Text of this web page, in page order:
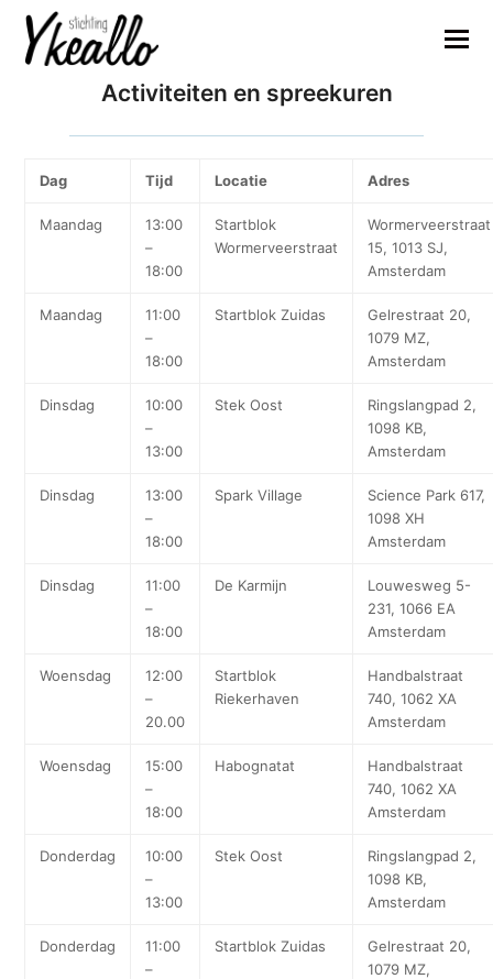
Activiteiten en spreekuren
Dag Tijd Locatie Adres
Maandag
13:00
–
18:00
Startblok
Wormerveerstraat
Wormerveerstraat
15, 1013 SJ,
Amsterdam
Maandag
11:00
–
18:00
Startblok Zuidas
Gelrestraat 20,
1079 MZ,
Amsterdam
Dinsdag
10:00
–
13:00
Stek Oost
Ringslangpad 2,
1098 KB,
Amsterdam
Dinsdag
13:00
–
18:00
Spark Village
Science Park 617,
1098 XH
Amsterdam
Dinsdag
11:00
–
18:00
De Karmijn
Louwesweg 5-
231, 1066 EA
Amsterdam
Woensdag
12:00
–
20.00
Startblok
Riekerhaven
Handbalstraat
740, 1062 XA
Amsterdam
Woensdag
15:00
–
18:00
Habognatat
Handbalstraat
740, 1062 XA
Amsterdam
Donderdag
10:00
–
13:00
Stek Oost
Ringslangpad 2,
1098 KB,
Amsterdam
Donderdag
11:00
–
Startblok Zuidas
Gelrestraat 20,
1079 MZ,